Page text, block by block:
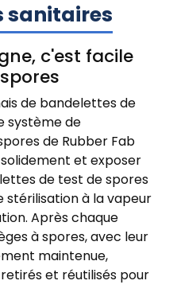
sanitaires
c'est facile
de bandelettes de
système de
de Rubber Fab
et exposer
de test de spores
stérilisation à la vapeur
Après chaque
à spores, avec leur
maintenue,
et réutilisés pour